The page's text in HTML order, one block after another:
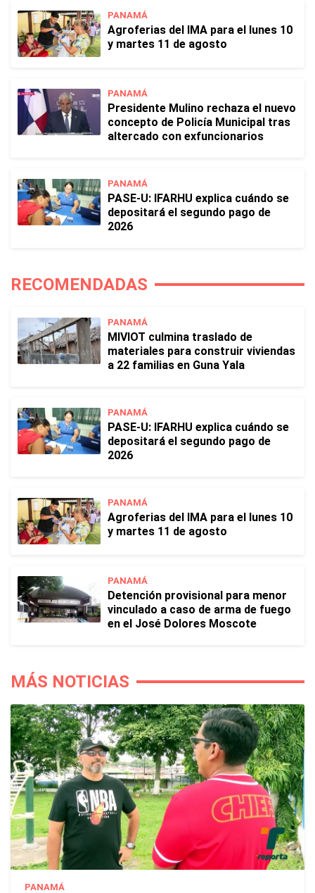
PANAMÁ
Agroferias del IMA para el lunes 10
y martes 11 de agosto
PANAMÁ
Presidente Mulino rechaza el nuevo
concepto de Policía Municipal tras
altercado con exfuncionarios
PANAMÁ
PASE-U: IFARHU explica cuándo se
depositará el segundo pago de
2026
RECOMENDADAS
PANAMÁ
MIVIOT culmina traslado de
materiales para construir viviendas
a 22 familias en Guna Yala
PANAMÁ
PASE-U: IFARHU explica cuándo se
depositará el segundo pago de
2026
PANAMÁ
Agroferias del IMA para el lunes 10
y martes 11 de agosto
PANAMÁ
Detención provisional para menor
vinculado a caso de arma de fuego
en el José Dolores Moscote
MÁS NOTICIAS
PANAMÁ